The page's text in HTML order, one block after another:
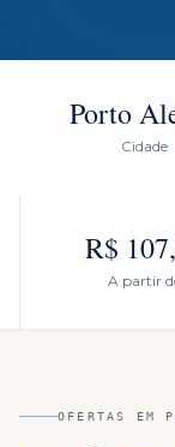
Porto
Cidade
R$
A partir
OFERTAS EM